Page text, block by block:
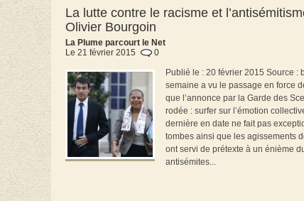
La lutte contre le racisme et
Olivier Bourgoin
La Plume parcourt le Net
Le 21 février 2015
0
Publié le : 20 février 2015 Source
semaine a vu le passage en force
que l’annonce par la Garde des
rodée : surfer sur l’émotion
dernière en date ne fait pas
tombes ainsi que les agissements
ont servi de prétexte à un énième
antisémites...